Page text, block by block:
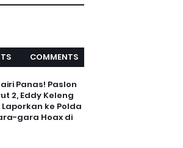
COMMENTS
Panas! Paslon
2, Eddy Keleng
ke Polda
gara Hoax di